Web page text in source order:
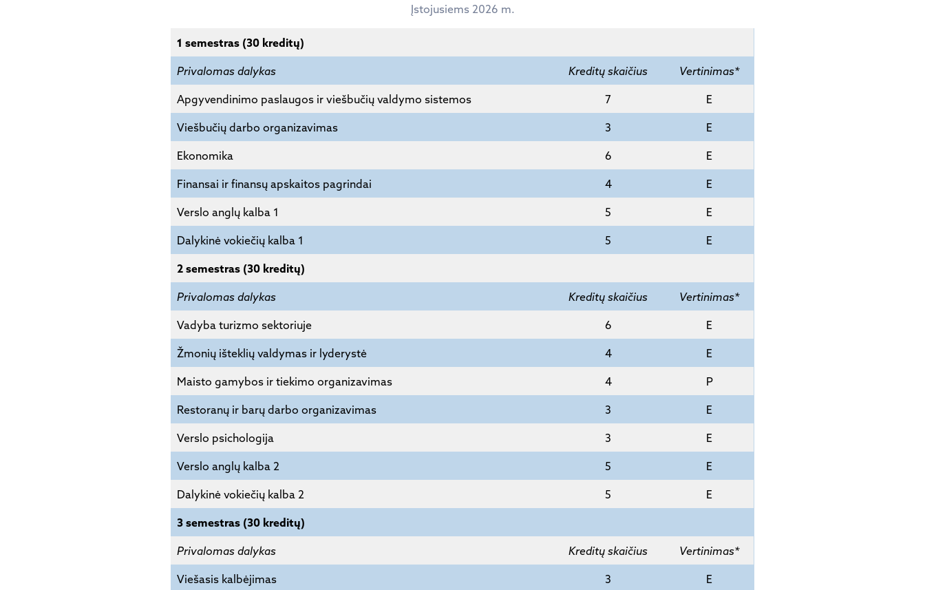
Įstojusiems 2026 m.
1 semestras (30 kreditų)
Privalomas dalykas Kreditų skaičius Vertinimas*
Apgyvendinimo paslaugos ir viešbučių valdymo sistemos 7 E
Viešbučių darbo organizavimas 3 E
Ekonomika 6 E
Finansai ir finansų apskaitos pagrindai 4 E
Verslo anglų kalba 1 5 E
Dalykinė vokiečių kalba 1 5 E
2 semestras (30 kreditų)
Privalomas dalykas Kreditų skaičius Vertinimas*
Vadyba turizmo sektoriuje 6 E
Žmonių išteklių valdymas ir lyderystė 4 E
Maisto gamybos ir tiekimo organizavimas 4 P
Restoranų ir barų darbo organizavimas 3 E
Verslo psichologija 3 E
Verslo anglų kalba 2 5 E
Dalykinė vokiečių kalba 2 5 E
3 semestras (30 kreditų)
Privalomas dalykas Kreditų skaičius Vertinimas*
Viešasis kalbėjimas 3 E